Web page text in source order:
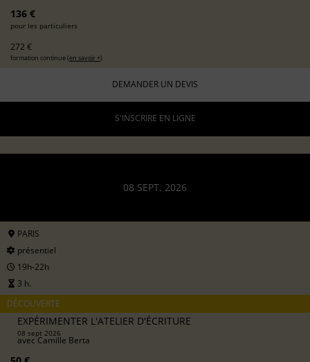
136 €
pour les particuliers
272 €
formation continue (en savoir +)
DEMANDER UN DEVIS
S'INSCRIRE EN LIGNE
08 SEPT. 2026
PARIS
présentiel
19h-22h
3 h.
DÉCOUVERTE
EXPÉRIMENTER L'ATELIER D'ÉCRITURE
08 sept 2026
avecCamille Berta